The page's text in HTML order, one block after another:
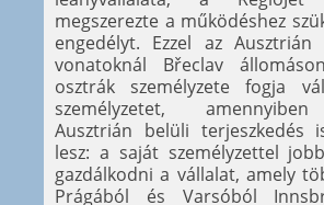
megszerezte a működéshez
engedélyt. Ezzel az Ausztrián
vonatoknál Břeclav
osztrák személyzete fogja
személyzetet,
Ausztrián belüli terjeszkedés
lesz: a saját személyzettel
gazdálkodni a vállalat, amely
Prágából és Varsóból